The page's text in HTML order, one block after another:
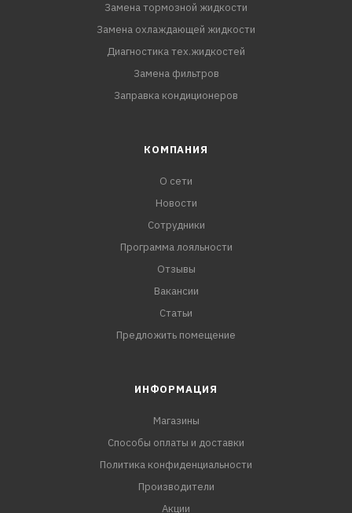
Замена тормозной жидкости
Замена охлаждающей жидкости
Диагностика тех.жидкостей
Замена фильтров
Заправка кондиционеров
КОМПАНИЯ
О сети
Новости
Сотрудники
Программа лояльности
Отзывы
Вакансии
Статьи
Предложить помещение
ИНФОРМАЦИЯ
Магазины
Способы оплаты и доставки
Политика конфиденциальности
Производители
Акции